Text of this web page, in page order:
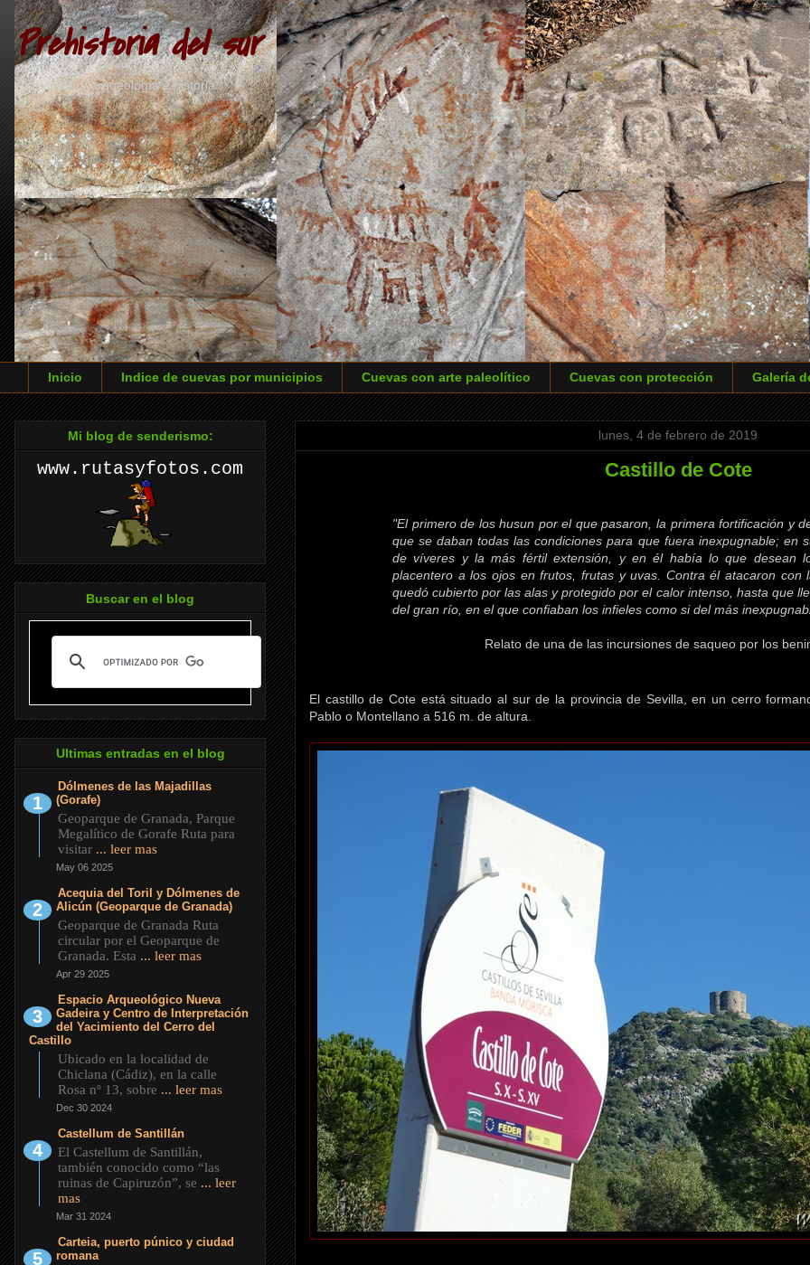
Prehistoria del sur
Arte sureño, arqueología e historia
Inicio Indice de cuevas por municipios Cuevas con arte paleolítico Cuevas con protección Galería
lunes, 4 de febrero de 2019
Castillo de Cote
"El primero de los husun por el que pasaron, la primera fortificación y
que se daban todas las condiciones para que fuera inexpugnable; en
de víveres y la más fértil extensión, y en él había lo que desean
placentero a los ojos en frutos, frutas y uvas. Contra él atacaron con
quedó cubierto por las alas y protegido por el calor intenso, hasta que
del gran río, en el que confiaban los infieles como si del más
Relato de una de las incursiones de saqueo por los
El castillo de Cote está situado al sur de la provincia de Sevilla, en un cerro
Pablo o Montellano a 516 m. de altura.
Mi blog de senderismo:
www.rutasyfotos.com
Buscar en el blog
Ultimas entradas en el blog
Dólmenes de las Majadillas
(Gorafe)
Geoparque de Granada, Parque
Megalítico de Gorafe Ruta para
visitar ... leer mas
May 06 2025
Acequia del Toril y Dólmenes de
Alicún (Geoparque de Granada)
Geoparque de Granada Ruta
circular por el Geoparque de
Granada. Esta ... leer mas
Apr 29 2025
Espacio Arqueológico Nueva
Gadeira y Centro de Interpretación
del Yacimiento del Cerro del
Castillo
Ubicado en la localidad de
Chiclana (Cádiz), en la calle
Rosa nº 13, sobre ... leer mas
Dec 30 2024
Castellum de Santillán
El Castellum de Santillán,
también conocido como “las
ruinas de Capiruzón”, se ... leer
mas
Mar 31 2024
Carteia, puerto púnico y ciudad
romana